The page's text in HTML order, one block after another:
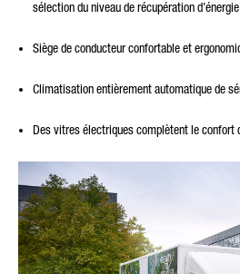
sélection du niveau de récupération
Siège de conducteur confortable et
Climatisation entièrement automatique de
Des vitres électriques complètent le confort